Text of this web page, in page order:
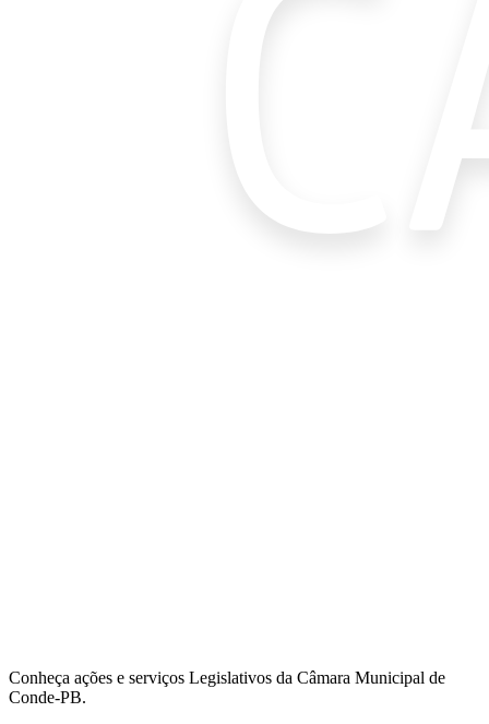
Conheça ações e serviços Legislativos da Câmara Municipal de
Conde-PB.